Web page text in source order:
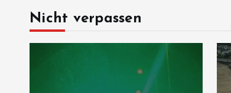
Nicht verpassen